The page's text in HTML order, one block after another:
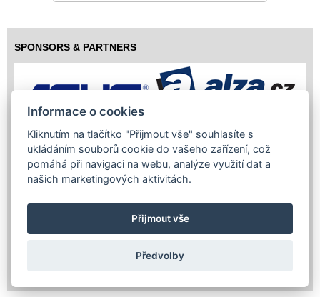
SPONSORS & PARTNERS
Copyright (c) 2026 InfoTrade Powered by ASP.NET & MS SQL
Informace o cookies
Kliknutím na tlačítko "Přijmout vše" souhlasíte s
ukládáním souborů cookie do vašeho zařízení, což
pomáhá při navigaci na webu, analýze využití dat a
našich marketingových aktivitách.
Přijmout vše
Předvolby